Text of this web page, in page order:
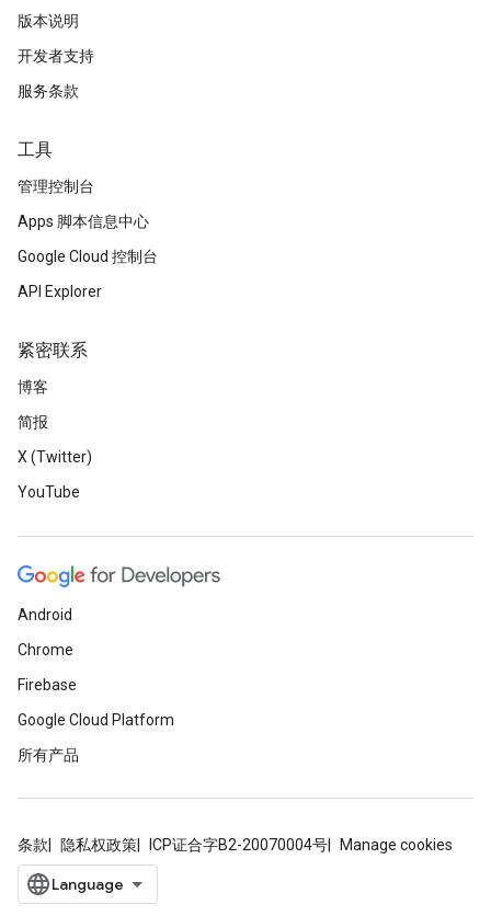
版本说明
开发者支持
服务条款
工具
管理控制台
Apps 脚本信息中心
Google Cloud 控制台
API Explorer
紧密联系
博客
简报
X (Twitter)
YouTube
Android
Chrome
Firebase
Google Cloud Platform
所有产品
条款 隐私权政策 ICP证合字B2-20070004号 Manage cookies